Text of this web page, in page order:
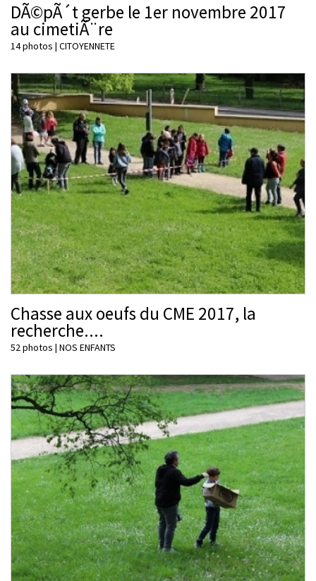
DÃ©pÃ´t gerbe le 1er novembre 2017
au cimetiÃ¨re
14 photos | CITOYENNETE
Chasse aux oeufs du CME 2017, la
recherche....
52 photos | NOS ENFANTS